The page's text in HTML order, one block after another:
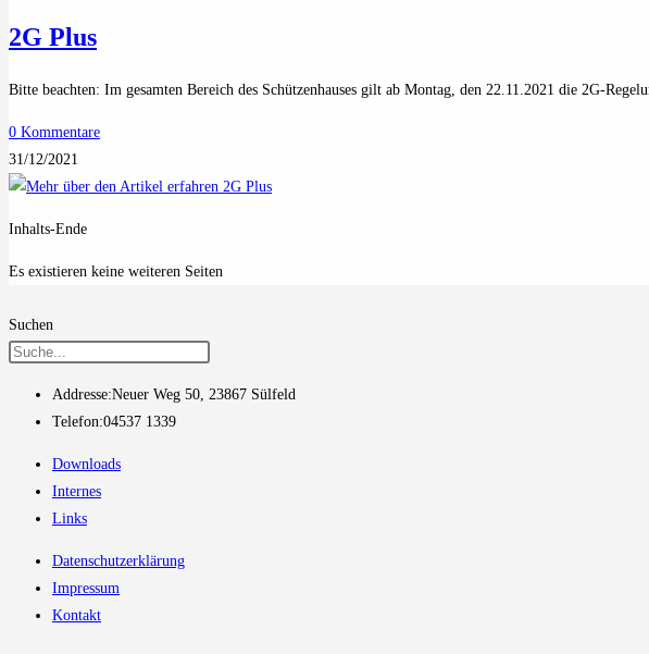
2G Plus
Bitte beachten: Im gesamten Bereich des Schützenhauses gilt ab Montag, den 22.11.2021 die 2G-
0 Kommentare
31/12/2021
Inhalts-Ende
Es existieren keine weiteren Seiten
Suchen
Addresse:Neuer Weg 50, 23867 Sülfeld
Telefon:04537 1339
Downloads
Internes
Links
Datenschutzerklärung
Impressum
Kontakt